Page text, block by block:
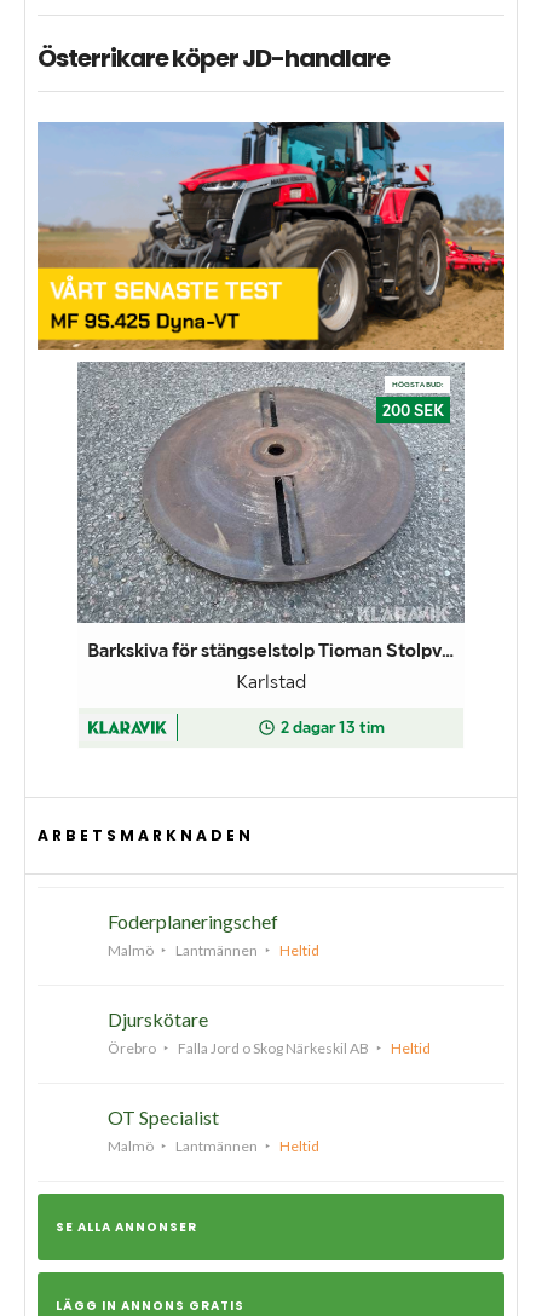
Österrikare köper JD-handlare
ARBETSMARKNADEN
Foderplaneringschef
Malmö Lantmännen Heltid
Djurskötare
Örebro Falla Jord o Skog Närkeskil AB Heltid
OT Specialist
Malmö Lantmännen Heltid
SE ALLA ANNONSER
LÄGG IN ANNONS GRATIS